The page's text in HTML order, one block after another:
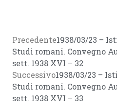
Precedente1938/03/23 –
Studi romani. Convegno
sett. 1938 XVI – 32
Successivo1938/03/23 –
Studi romani. Convegno
sett. 1938 XVI – 33